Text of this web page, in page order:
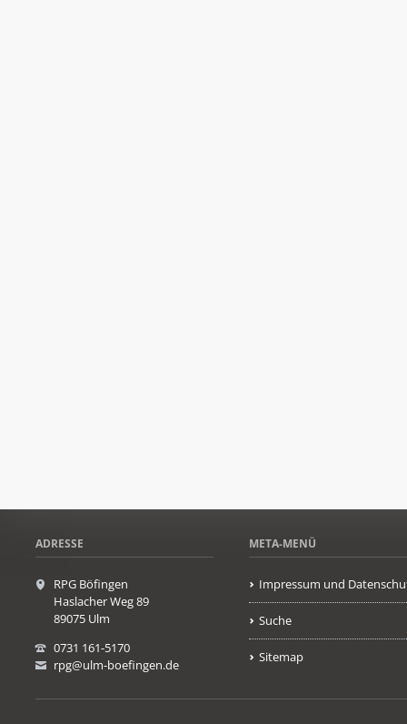
ADRESSE
RPG Böfingen
Haslacher Weg 89
89075 Ulm
0731 161-5170
rpg@ulm-boefingen.de
META-MENÜ
Impressum und
Suche
Sitemap